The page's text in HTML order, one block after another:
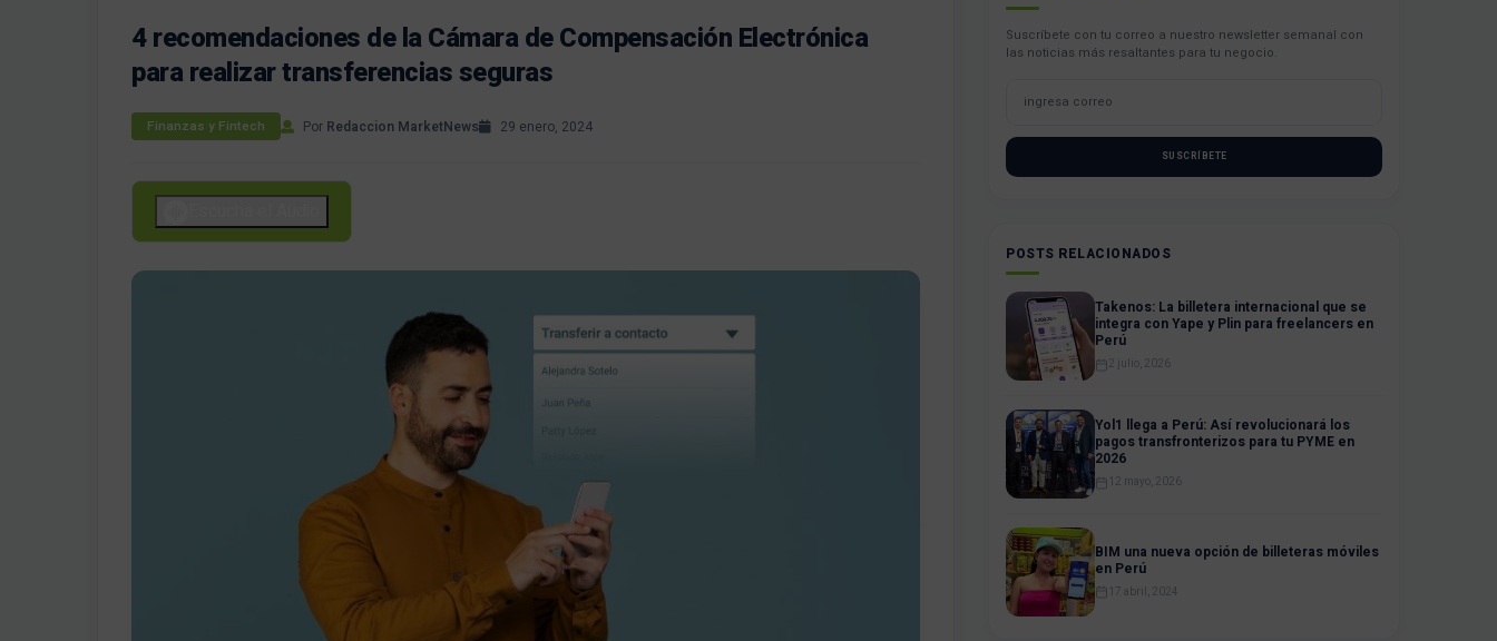
4 recomendaciones de la Cámara de Compensación Electrónica
para realizar transferencias seguras
Finanzas y Fintech Por Redaccion MarketNews 29 enero, 2024
Suscríbete con tu correo a nuestro newsletter semanal con
las noticias más resaltantes para tu negocio.
SUSCRÍBETE
POSTS RELACIONADOS
Takenos: La billetera internacional que se
integra con Yape y Plin para freelancers en
Perú
2 julio, 2026
Yol1 llega a Perú: Así revolucionará los
pagos transfronterizos para tu PYME en
2026
12 mayo, 2026
BIM una nueva opción de billeteras móviles
en Perú
17 abril, 2024